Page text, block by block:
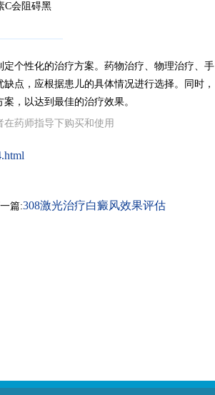
C会阻碍黑
个性化的治疗方案。药物治疗、物理治疗、手
点，应根据患儿的具体情况进行选择。同时，
，以达到最佳的治疗效果。
药师指导下购买和使用
篇:308激光治疗白癜风效果评估